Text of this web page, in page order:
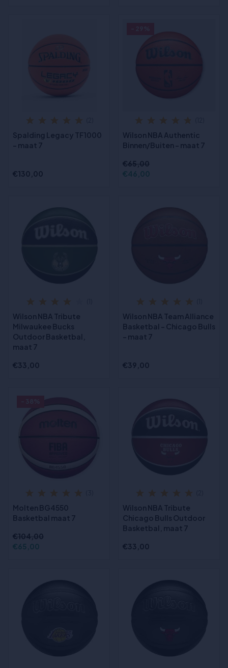
Spalding Legacy TF1000
- maat 7
€130,00
Wilson NBA Authentic
Binnen/Buiten - maat 7
€65,00
€46,00
Wilson NBA Tribute
Milwaukee Bucks
Outdoor Basketbal,
maat 7
€33,00
Wilson NBA Team Alliance
Basketbal - Chicago Bulls
- maat 7
€39,00
Molten BG4550
Basketbal maat 7
€104,00
€65,00
Wilson NBA Tribute
Chicago Bulls Outdoor
Basketbal, maat 7
€33,00